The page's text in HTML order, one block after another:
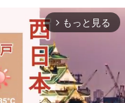
arrow_forward_ios もっと見る